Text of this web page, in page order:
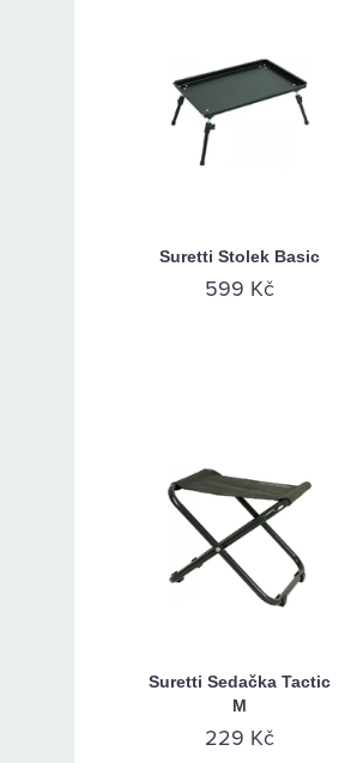
Suretti Stolek Basic
599 Kč
Suretti Sedačka Tactic
M
229 Kč